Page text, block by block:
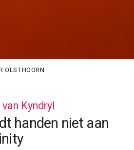
OLSTHOORN
Kyndryl
handen niet aan